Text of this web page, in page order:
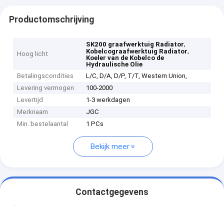
Productomschrijving
Hoog licht
SK200 graafwerktuig Radiator,
Kobelcograafwerktuig Radiator,
Koeler van de Kobelco de
Hydraulische Olie
Betalingscondities
L/C, D/A, D/P, T/T, Western Union,
Levering vermogen
100-2000
Levertijd
1-3 werkdagen
Merknaam
JGC
Min. bestelaantal
1 PCs
Bekijk meer
Contactgegevens